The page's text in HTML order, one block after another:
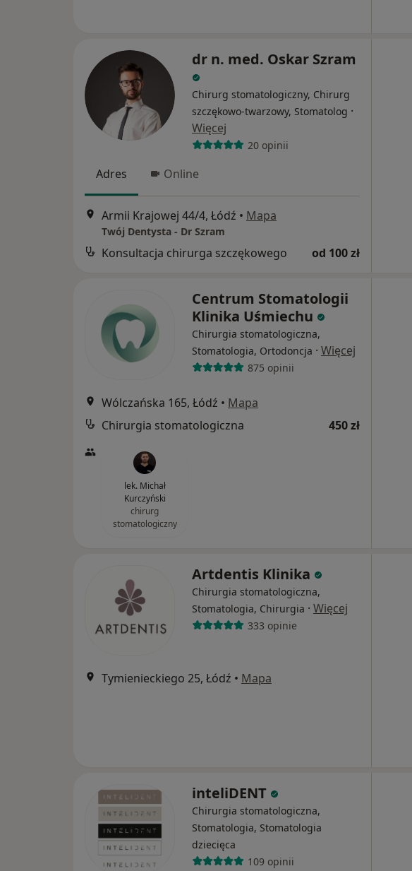
dr n. med. Oskar Szram
Chirurg stomatologiczny, Chirurg
szczękowo-twarzowy, Stomatolog ·
Więcej
20 opinii
Adres Online
Armii Krajowej 44/4, Łódź • Mapa
Twój Dentysta - Dr Szram
Konsultacja chirurga szczękowego od 100 zł
Centrum Stomatologii
Klinika Uśmiechu
Chirurgia stomatologiczna,
Stomatologia, Ortodoncja · Więcej
875 opinii
Wólczańska 165, Łódź • Mapa
Chirurgia stomatologiczna
450 zł
lek. Michał
Kurczyński
chirurg
stomatologiczny
Artdentis Klinika
Chirurgia stomatologiczna,
Stomatologia, Chirurgia · Więcej
333 opinie
Tymienieckiego 25, Łódź • Mapa
inteliDENT
Chirurgia stomatologiczna,
Stomatologia, Stomatologia
dziecięca
109 opinii